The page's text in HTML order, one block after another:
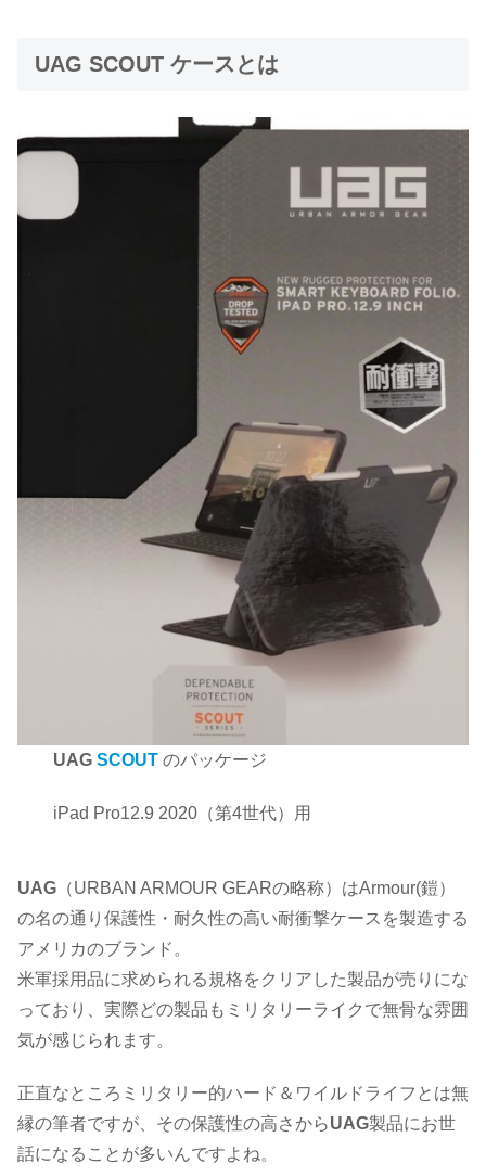
UAG SCOUT ケースとは
UAGSCOUT のパッケージ
iPad Pro12.9 2020（第4世代）用
UAG （URBAN ARMOUR GEARの略称）はArmour(鎧）
の名の通り保護性・耐久性の高い耐衝撃ケースを製造する
アメリカのブランド。
米軍採用品に求められる規格をクリアした製品が売りにな
っており、実際どの製品もミリタリーライクで無骨な雰囲
気が感じられます。
正直なところミリタリー的ハード＆ワイルドライフとは無
縁の筆者ですが、その保護性の高さからUAG製品にお世
話になることが多いんですよね。